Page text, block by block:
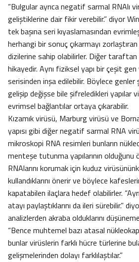
“Bulgular ayrıca negatif sarmal RNAlı
geliştiklerine dair fikir verebilir.” diyor
tek başına seri kıyaslamasından
herhangi bir sonuç çıkarmayı
dizilerine sahip olabilirler. Diğer taraftan
hikayedir. Aynı fiziksel yapı bir çeşit
serisinden inşa edilebilir. Böylece genler
gelişip değişse bile şifreledikleri yapılar
evrimsel bağlantılar ortaya çıkarabilir.
Kızamık virüsü, Marburg virüsü ve
yapısı gibi diğer negatif sarmal RNA
mikroskopi RNA resimleri bunların
menteşe tutunma yapılarının olduğunu
RNAlarını korumak için kuduz
kullandıklarını önerir ve böylece
kapatabilen ilaçlara hedef olabilirler.
atayı paylaştıklarını da ileri sürebilir.”
analizlerden akraba olduklarını
“Bence muhtemel bazı atasal
bunlar virüslerin farklı hücre türlerine
gelişmelerinden dolayı farklılaştılar.”